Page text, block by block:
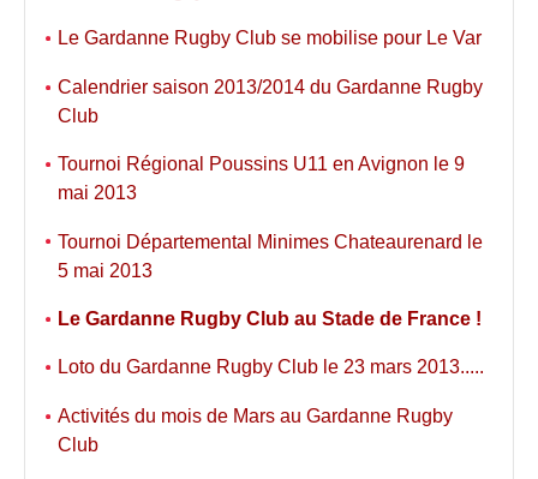
Le Gardanne Rugby Club se mobilise pour Le Var
Calendrier saison 2013/2014 du Gardanne Rugby
Club
Tournoi Régional Poussins U11 en Avignon le 9
mai 2013
Tournoi Départemental Minimes Chateaurenard le
5 mai 2013
Le Gardanne Rugby Club au Stade de France !
Loto du Gardanne Rugby Club le 23 mars 2013.....
Activités du mois de Mars au Gardanne Rugby
Club